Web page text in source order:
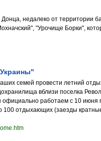
Донца, недалеко от территории
"Урочище Борки",
семей провести летний
вблизи поселка
работаем с 10 июня
отдыхающих (заезды